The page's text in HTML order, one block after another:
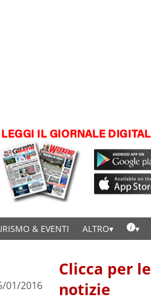
& EVENTI ALTRO
01/2016
Clicca per
notizie